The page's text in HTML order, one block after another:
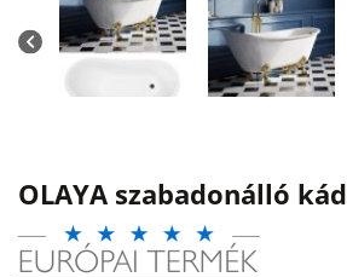
OLAYA szabadonálló kád